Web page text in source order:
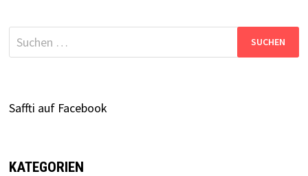
Suchen
nach:
Saffti auf Facebook
KATEGORIEN